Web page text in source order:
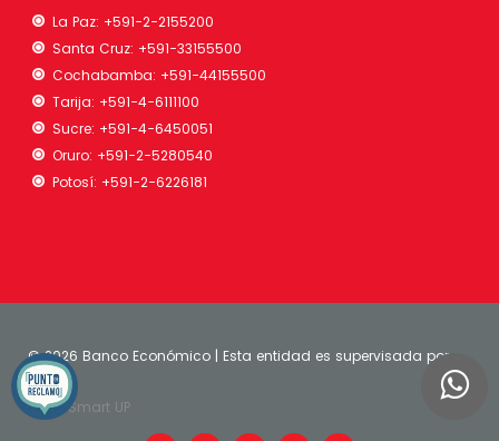
La Paz: +591-2-2155200
Santa Cruz: +591-33155500
Cochabamba: +591-44155500
Tarija: +591-4-6111100
Sucre: +591-4-6450051
Oruro: +591-2-5280540
Potosí: +591-2-6226181
©2026 Banco Económico | Esta entidad es supervisada por
ASFI| Smart UP